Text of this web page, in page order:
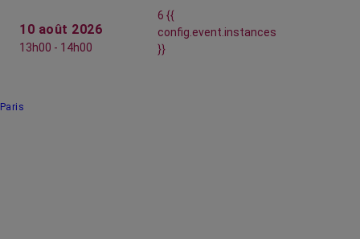
10 août 2026
13h00 - 14h00
6 {{
config.event.instances
}}
Paris